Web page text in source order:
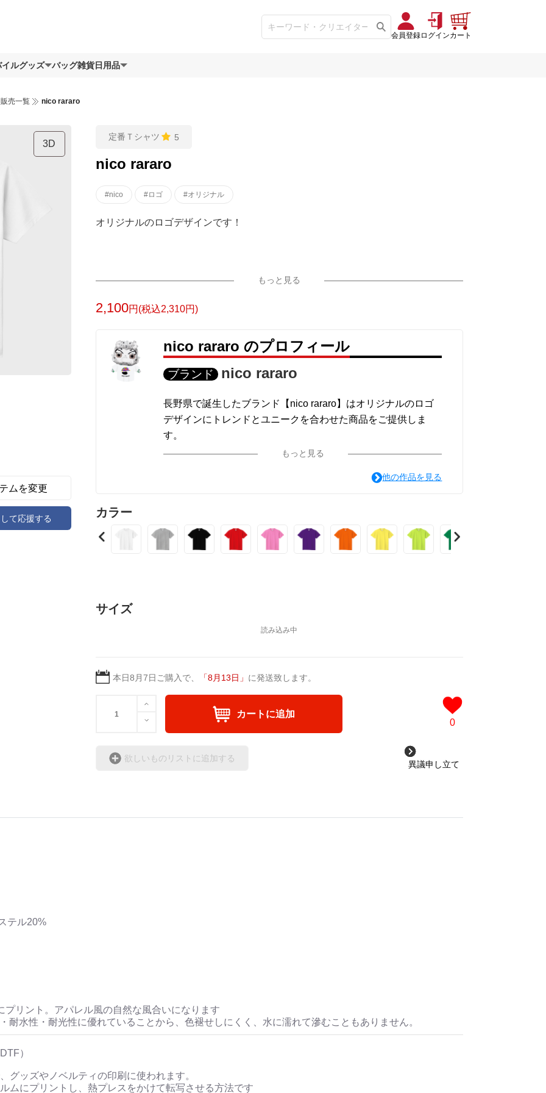
会員登録ログインカート
ルグッズ バッグ雑貨日用品
売一覧 nico rararo
3D
ムを変更
て応援する
定番Ｔシャツ 5
nico rararo
#nico #ロゴ #オリジナル
オリジナルのロゴデザインです！
もっと見る
2,100円(税込2,310円)
nico rararo のプロフィール
ブランド nico rararo
長野県で誕生したブランド【nico rararo】はオリジナルのロゴ
デザインにトレンドとユニークを合わせた商品をご提供しま
す。
ロゴはメンズ、レディース、キッズの、どなたにも似合うよう
あらゆるシーンとスタイルに合ったデザインを考えていくの
定期的に新作を出品していくのでフォローして頂くと見つけや
もっと見る
他の作品を見る
カラー
サイズ
本日8月7日 ご購入で、 「8月13日 」 に発送致します。
カートに追加
0
欲しいものリストに追加する
異議申し立て
テル20%
プリント。アパレル風の自然な風合いになります
耐水性・耐光性に優れていることから、色褪せしにくく、水に濡れて滲むこともありません。
）
グッズやノベルティの印刷に使われます。
ムにプリントし、熱プレスをかけて転写させる方法です